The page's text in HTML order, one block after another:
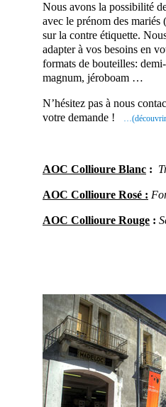
Nous avons la possibilité
avec le prénom des
sur la contre étiquette.
adapter à vos besoins en
formats de bouteilles:
magnum, jéroboam …
N’hésitez pas à nous
votre demande !
…(découvrir
AOC Collioure Blanc :
AOC Collioure Rosé :
AOC Collioure Rouge :